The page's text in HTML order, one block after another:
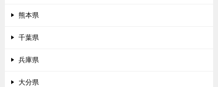
熊本県
千葉県
兵庫県
大分県